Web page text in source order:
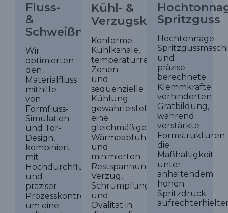
Fluss-
&
Schweißnahtkontrolle
Wir
optimierten
den
Materialfluss
mithilfe
von
Formfluss-
Simulation
und Tor-
Design,
kombiniert
mit
Hochdurchflussmaterialien
und
präziser
Prozesskontrolle,
um eine
Kühl- &
Verzugskontrolle
Konforme
Kühlkanäle,
temperaturregulierende
Zonen
und
sequenzielle
Kühlung
gewährleisteten
eine
gleichmäßige
Wärmeabfuhr
und
minimierten
Restspannungen,
Verzug,
Schrumpfung
und
Ovalität in
Spritzguss
Hochtonnage-
und
präzise
berechnete
Klemmkräfte
verhinderten
Gratbildung,
während
verstärkte
Formstrukturen
die
Maßhaltigkeit
unter
anhaltendem
hohen
Spritzdruck